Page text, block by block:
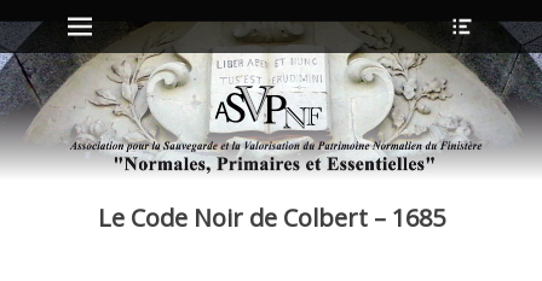
Menu principal
Aller
au
contenu
l’en-
tête
Le Code Noir de Colbert – 1685